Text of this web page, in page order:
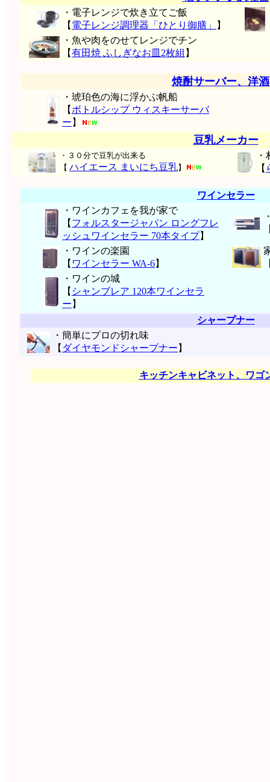
・電子レンジで炊き立てご飯
【 電子レンジ調理器「ひとり御膳」 】
・魚や肉をのせてレンジでチン
【有田焼 ふしぎなお皿2枚組 】
焼酎サーバー、洋
・琥珀色の海に浮かぶ帆船
【 ボトルシップ ウィスキーサーバ
ー 】
豆乳メーカー
・３０分で豆乳が出来る
【 ハイエース まいにち豆乳】
【
ワインセラー
・ワインカフェを我が家で
【 フォルスタージャパン ロングフレ
ッシュワインセラー 70本タイプ】
・ワインの楽園
【 ワインセラー WA-6】
・ワインの城
【 シャンブレア 120本ワインセラ
ー 】
シャープナー
・簡単にプロの切れ味
【 ダイヤモンドシャープナー 】
キッチンキャビネット、ワゴ